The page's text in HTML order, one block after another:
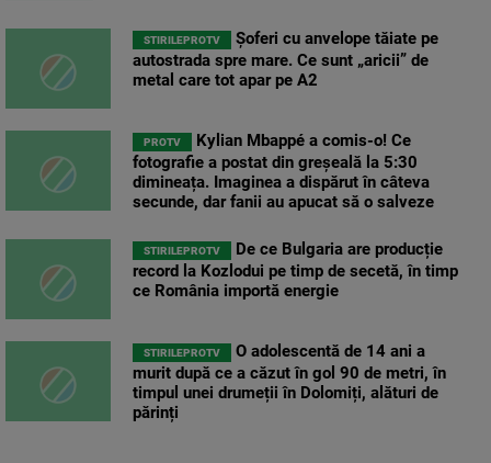
STIRILEPROTV
Șoferi cu anvelope tăiate pe
autostrada spre mare. Ce sunt „aricii” de
metal care tot apar pe A2
PROTV
Kylian Mbappé a comis-o! Ce
fotografie a postat din greșeală la 5:30
dimineața. Imaginea a dispărut în câteva
secunde, dar fanii au apucat să o salveze
STIRILEPROTV
De ce Bulgaria are producție
record la Kozlodui pe timp de secetă, în timp
ce România importă energie
STIRILEPROTV
O adolescentă de 14 ani a
murit după ce a căzut în gol 90 de metri, în
timpul unei drumeții în Dolomiți, alături de
părinți